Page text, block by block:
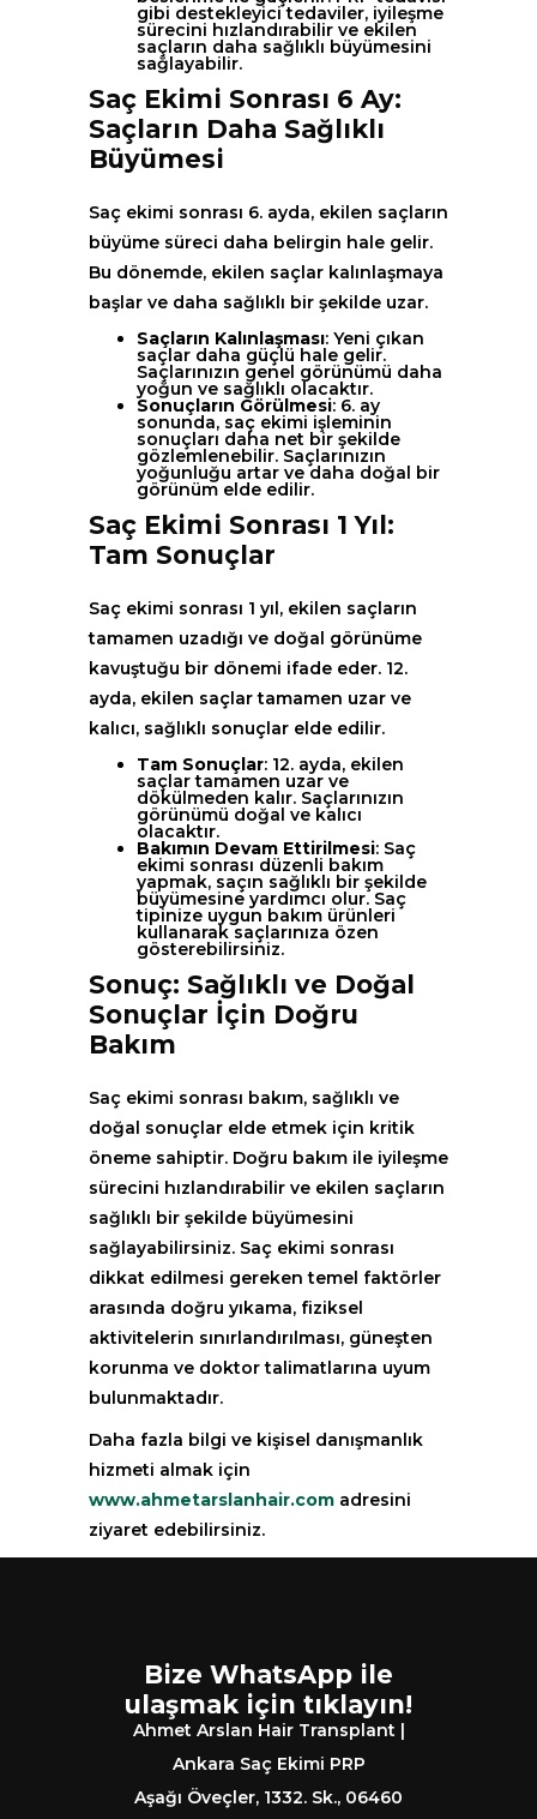
gibi destekleyici tedaviler, iyileşme
sürecini hızlandırabilir ve ekilen
saçların daha sağlıklı büyümesini
sağlayabilir.
Saç Ekimi Sonrası 6 Ay:
Saçların Daha Sağlıklı
Büyümesi
Saç ekimi sonrası 6. ayda, ekilen saçların
büyüme süreci daha belirgin hale gelir.
Bu dönemde, ekilen saçlar kalınlaşmaya
başlar ve daha sağlıklı bir şekilde uzar.
Saçların Kalınlaşması: Yeni çıkan
saçlar daha güçlü hale gelir.
Saçlarınızın genel görünümü daha
yoğun ve sağlıklı olacaktır.
Sonuçların Görülmesi: 6. ay
sonunda, saç ekimi işleminin
sonuçları daha net bir şekilde
gözlemlenebilir. Saçlarınızın
yoğunluğu artar ve daha doğal bir
görünüm elde edilir.
Saç Ekimi Sonrası 1 Yıl:
Tam Sonuçlar
Saç ekimi sonrası 1 yıl, ekilen saçların
tamamen uzadığı ve doğal görünüme
kavuştuğu bir dönemi ifade eder. 12.
ayda, ekilen saçlar tamamen uzar ve
kalıcı, sağlıklı sonuçlar elde edilir.
Tam Sonuçlar: 12. ayda, ekilen
saçlar tamamen uzar ve
dökülmeden kalır. Saçlarınızın
görünümü doğal ve kalıcı
olacaktır.
Bakımın Devam Ettirilmesi: Saç
ekimi sonrası düzenli bakım
yapmak, saçın sağlıklı bir şekilde
büyümesine yardımcı olur. Saç
tipinize uygun bakım ürünleri
kullanarak saçlarınıza özen
gösterebilirsiniz.
Sonuç: Sağlıklı ve Doğal
Sonuçlar İçin Doğru
Bakım
Saç ekimi sonrası bakım, sağlıklı ve
doğal sonuçlar elde etmek için kritik
öneme sahiptir. Doğru bakım ile iyileşme
sürecini hızlandırabilir ve ekilen saçların
sağlıklı bir şekilde büyümesini
sağlayabilirsiniz. Saç ekimi sonrası
dikkat edilmesi gereken temel faktörler
arasında doğru yıkama, fiziksel
aktivitelerin sınırlandırılması, güneşten
korunma ve doktor talimatlarına uyum
bulunmaktadır.
Daha fazla bilgi ve kişisel danışmanlık
hizmeti almak için
www.ahmetarslanhair.com adresini
ziyaret edebilirsiniz.
Bize WhatsApp ile
ulaşmak için tıklayın!
Ahmet Arslan Hair Transplant |
Ankara Saç Ekimi PRP
Aşağı Öveçler, 1332. Sk., 06460